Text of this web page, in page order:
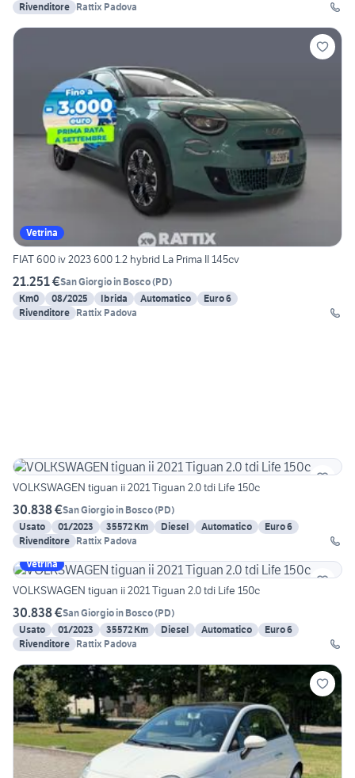
Rivenditore Rattix Padova
Vetrina
FIAT 600 iv 2023 600 1.2 hybrid La Prima II 145cv
21.251 €San Giorgio in Bosco(PD)
Km0
08/2025 Ibrida Automatico
Euro 6
Rivenditore Rattix Padova
VOLKSWAGEN tiguan ii 2021 Tiguan 2.0 tdi Life 150c
30.838 €San Giorgio in Bosco(PD)
Usato
01/2023 35572 Km Diesel Automatico
Euro 6
Rivenditore Rattix Padova
Vetrina
VOLKSWAGEN tiguan ii 2021 Tiguan 2.0 tdi Life 150c
30.838 €San Giorgio in Bosco(PD)
Usato
01/2023 35572 Km Diesel Automatico
Euro 6
Rivenditore Rattix Padova